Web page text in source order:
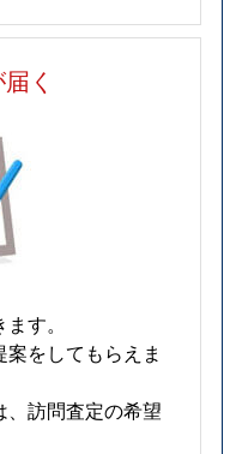
く
す。
をしてもらえま
、訪問査定の希望